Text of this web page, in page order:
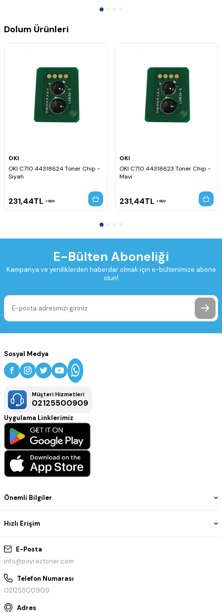
Dolum Ürünleri
OKI
OKI C710 44318624 Toner Chip -
Siyah
231,44TL KDV
OKI
OKI C710 44318623 Toner Chip -
Mavi
231,44TL KDV
E-Bülten Aboneliği
Kampanya ve yeniliklerden haberdar olmak için e-bültenimize abone
olun!
E-Posta
info@poyraztoner.com
Telefon Numarası
02125500909
Adres
Önemli Bilgiler
Hızlı Erişim
Sosyal Medya
Müşteri Hizmetleri
02125500909
Uygulama Linklerimiz